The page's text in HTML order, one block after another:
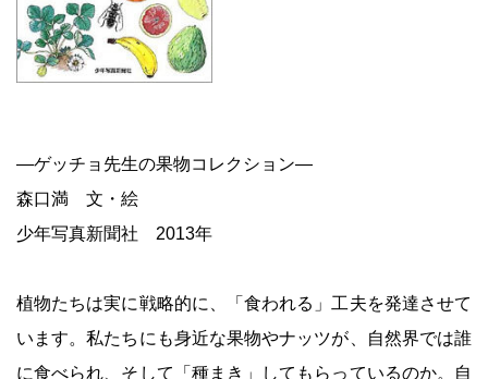
―ゲッチョ先生の果物コレクション―
森口満 文・絵
少年写真新聞社 2013年
植物たちは実に戦略的に、「食われる」工夫を発達させて
います。私たちにも身近な果物やナッツが、自然界では誰
に食べられ、そして「種まき」してもらっているのか。自